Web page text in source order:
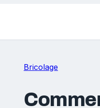
Bricolage